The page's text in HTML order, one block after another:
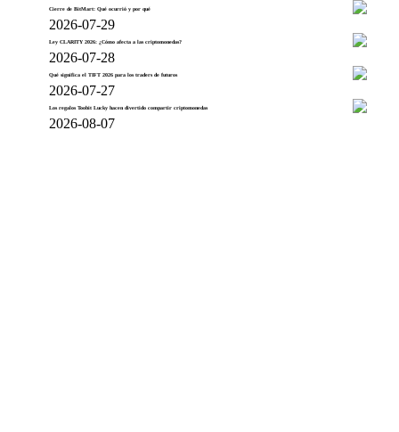
Cierre de BitMart: Qué ocurrió y por qué
2026-07-29
Ley CLARITY 2026: ¿Cómo afecta a las criptomonedas?
2026-07-28
Qué significa el TIFT 2026 para los traders de futuros
2026-07-27
Los regalos Toobit Lucky hacen divertido compartir criptomonedas
2026-08-07